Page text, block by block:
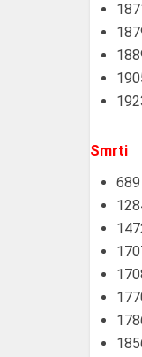
Smrti